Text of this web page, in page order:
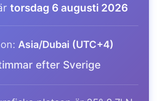
torsdag 6 augusti 2026
Asia/Dubai (UTC+4)
efter Sverige